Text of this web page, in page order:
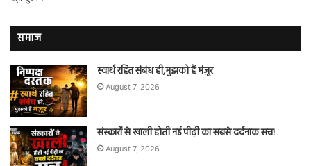
समाज
स्वार्थ रहित संबंध ही,मुझको हैं मंज़ूर
August 7, 2026
संस्कारों से खाली होती नई पीढ़ी का सबसे दर्दनाक सच!
August 7, 2026